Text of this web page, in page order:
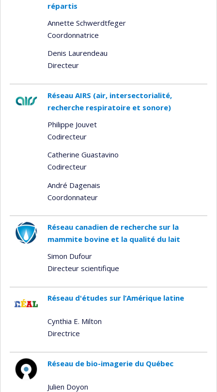
répartis
Annette Schwerdtfeger
Coordonnatrice
Denis Laurendeau
Directeur
Réseau AIRS (air, intersectorialité,
recherche respiratoire et sonore)
Philippe Jouvet
Codirecteur
Catherine Guastavino
Codirecteur
André Dagenais
Coordonnateur
Réseau canadien de recherche sur la
mammite bovine et la qualité du lait
Simon Dufour
Directeur scientifique
Réseau d'études sur l’Amérique latine
Cynthia E. Milton
Directrice
Réseau de bio-imagerie du Québec
Julien Doyon